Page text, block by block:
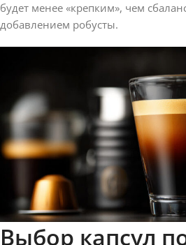
будет менее «крепким», чем
добавлением робусты.
Выбор капсул